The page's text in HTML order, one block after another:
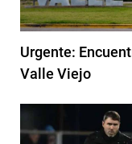
Urgente:
Valle Viejo